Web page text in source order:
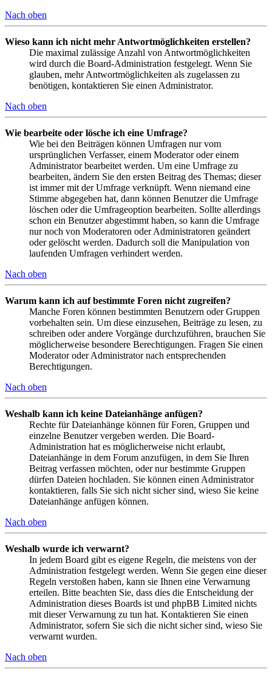
Nach oben
Wieso kann ich nicht mehr Antwortmöglichkeiten erstellen?
Die maximal zulässige Anzahl von Antwortmöglichkeiten
wird durch die Board-Administration festgelegt. Wenn Sie
glauben, mehr Antwortmöglichkeiten als zugelassen zu
benötigen, kontaktieren Sie einen Administrator.
Nach oben
Wie bearbeite oder lösche ich eine Umfrage?
Wie bei den Beiträgen können Umfragen nur vom
ursprünglichen Verfasser, einem Moderator oder einem
Administrator bearbeitet werden. Um eine Umfrage zu
bearbeiten, ändern Sie den ersten Beitrag des Themas; dieser
ist immer mit der Umfrage verknüpft. Wenn niemand eine
Stimme abgegeben hat, dann können Benutzer die Umfrage
löschen oder die Umfrageoption bearbeiten. Sollte allerdings
schon ein Benutzer abgestimmt haben, so kann die Umfrage
nur noch von Moderatoren oder Administratoren geändert
oder gelöscht werden. Dadurch soll die Manipulation von
laufenden Umfragen verhindert werden.
Nach oben
Warum kann ich auf bestimmte Foren nicht zugreifen?
Manche Foren können bestimmten Benutzern oder Gruppen
vorbehalten sein. Um diese einzusehen, Beiträge zu lesen, zu
schreiben oder andere Vorgänge durchzuführen, brauchen Sie
möglicherweise besondere Berechtigungen. Fragen Sie einen
Moderator oder Administrator nach entsprechenden
Berechtigungen.
Nach oben
Weshalb kann ich keine Dateianhänge anfügen?
Rechte für Dateianhänge können für Foren, Gruppen und
einzelne Benutzer vergeben werden. Die Board-
Administration hat es möglicherweise nicht erlaubt,
Dateianhänge in dem Forum anzufügen, in dem Sie Ihren
Beitrag verfassen möchten, oder nur bestimmte Gruppen
dürfen Dateien hochladen. Sie können einen Administrator
kontaktieren, falls Sie sich nicht sicher sind, wieso Sie keine
Dateianhänge anfügen können.
Nach oben
Weshalb wurde ich verwarnt?
In jedem Board gibt es eigene Regeln, die meistens von der
Administration festgelegt werden. Wenn Sie gegen eine dieser
Regeln verstoßen haben, kann sie Ihnen eine Verwarnung
erteilen. Bitte beachten Sie, dass dies die Entscheidung der
Administration dieses Boards ist und phpBB Limited nichts
mit dieser Verwarnung zu tun hat. Kontaktieren Sie einen
Administrator, sofern Sie sich die nicht sicher sind, wieso Sie
verwarnt wurden.
Nach oben